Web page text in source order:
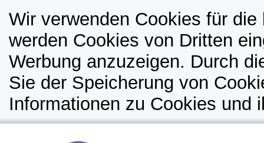
Wir verwenden Cookies für
werden Cookies von Dritten
Werbung anzuzeigen. Durch
Sie der Speicherung von
Informationen zu Cookies